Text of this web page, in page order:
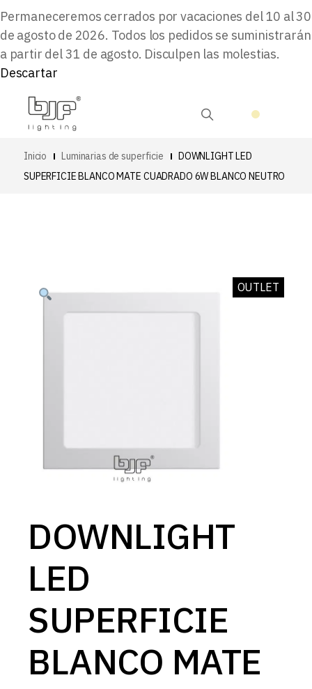
Permaneceremos cerrados por vacaciones del 10 al 30
de agosto de 2026. Todos los pedidos se suministrarán
a partir del 31 de agosto. Disculpen las molestias.
Descartar
Inicio Luminarias de superficie
DOWNLIGHT LED
SUPERFICIE BLANCO MATE CUADRADO 6W BLANCO NEUTRO
OUTLET
DOWNLIGHT
LED
SUPERFICIE
BLANCO MATE